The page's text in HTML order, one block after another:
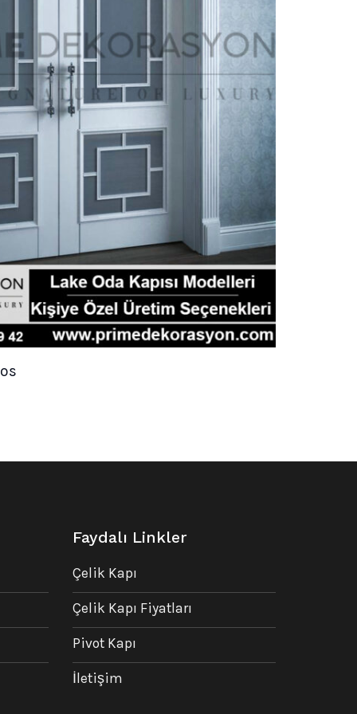
Faydalı Linkler
Çelik Kapı
Çelik Kapı Fiyatları
Pivot Kapı
İletişim